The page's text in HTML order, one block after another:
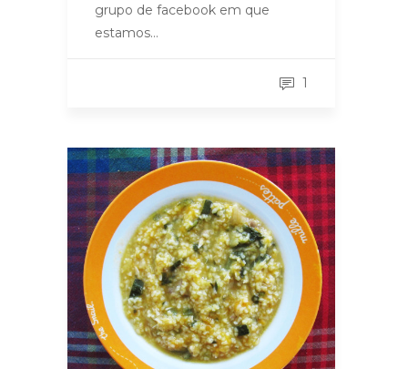
grupo de facebook em que
estamos…
1